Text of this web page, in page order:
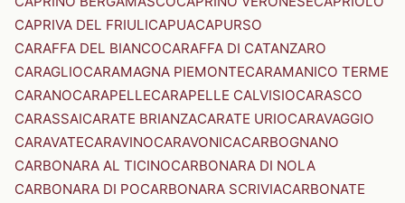
CAPRIVA DEL FRIULICAPUACAPURSO
CARAFFA DEL BIANCOCARAFFA DI CATANZARO
CARAGLIOCARAMAGNA PIEMONTECARAMANICO TERME
CARANOCARAPELLECARAPELLE CALVISIOCARASCO
CARASSAICARATE BRIANZACARATE URIOCARAVAGGIO
CARAVATECARAVINOCARAVONICACARBOGNANO
CARBONARA AL TICINOCARBONARA DI NOLA
CARBONARA DI POCARBONARA SCRIVIACARBONATE